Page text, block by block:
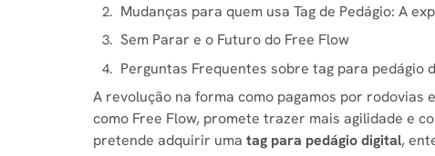
Mudanças para quem usa Tag de Pedágio: A
Sem Parar e o Futuro do Free Flow
Perguntas Frequentes sobre tag para pedágio
A revolução na forma como pagamos por rodovias
como Free Flow, promete trazer mais agilidade e
pretende adquirir uma tag para pedágio digital,